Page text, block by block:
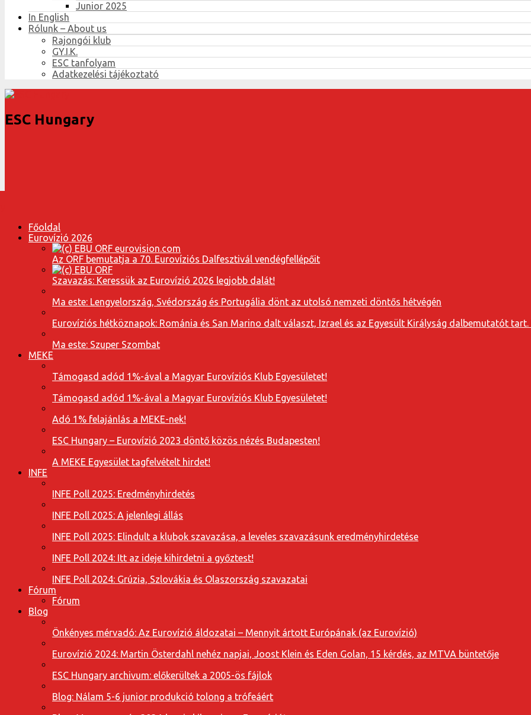
Junior 2025
In English
Rólunk – About us
Rajongói klub
GY.I.K.
ESC tanfolyam
Adatkezelési tájékoztató
ESC Hungary
Főoldal
Eurovízió 2026
Az ORF bemutatja a 70. Eurovíziós Dalfesztivál vendégfellépőit
Szavazás: Keressük az Eurovízió 2026 legjobb dalát!
Ma este: Lengyelország, Svédország és Portugália dönt az utolsó nemzeti döntős hétvégén
Eurovíziós hétköznapok: Románia és San Marino dalt választ, Izrael és az Egyesült Királyság dalbemutatót tart.
Ma este: Szuper Szombat
MEKE
Támogasd adód 1%-ával a Magyar Eurovíziós Klub Egyesületet!
Támogasd adód 1%-ával a Magyar Eurovíziós Klub Egyesületet!
Adó 1% felajánlás a MEKE-nek!
ESC Hungary – Eurovízió 2023 döntő közös nézés Budapesten!
A MEKE Egyesület tagfelvételt hirdet!
INFE
INFE Poll 2025: Eredményhirdetés
INFE Poll 2025: A jelenlegi állás
INFE Poll 2025: Elindult a klubok szavazása, a leveles szavazásunk eredményhirdetése
INFE Poll 2024: Itt az ideje kihirdetni a győztest!
INFE Poll 2024: Grúzia, Szlovákia és Olaszország szavazatai
Fórum
Fórum
Blog
Önkényes mérvadó: Az Eurovízió áldozatai – Mennyit ártott Európának (az Eurovízió)
Eurovízió 2024: Martin Österdahl nehéz napjai, Joost Klein és Eden Golan, 15 kérdés, az MTVA büntetője
ESC Hungary archivum: előkerültek a 2005-ös fájlok
Blog: Nálam 5-6 junior produkció tolong a trófeáért